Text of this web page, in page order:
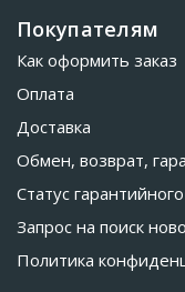
Покупателям
Как оформить заказ
Оплата
Доставка
Обмен, возврат,
Статус
Запрос на поиск
Политика